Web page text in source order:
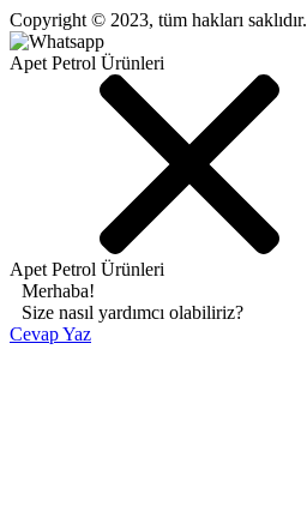
Copyright © 2023, tüm hakları saklıdır.
Apet Petrol Ürünleri
Apet Petrol Ürünleri
Merhaba!
Size nasıl yardımcı olabiliriz?
Cevap Yaz